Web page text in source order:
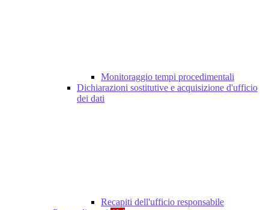
Monitoraggio tempi procedimentali
Dichiarazioni sostitutive e acquisizione d'ufficio
dei dati
Recapiti dell'ufficio responsabile